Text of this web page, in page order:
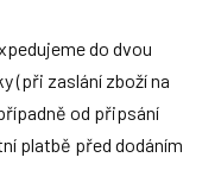
do dvou
(při zaslání zboží na
od připsání
platbě před dodáním